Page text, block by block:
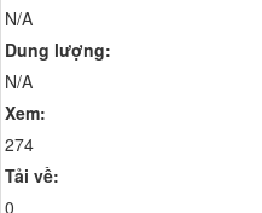
N/A
Dung lượng:
N/A
Xem:
274
Tải về:
0